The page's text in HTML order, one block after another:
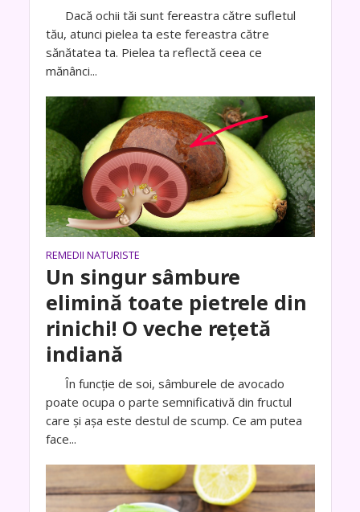
Dacă ochii tăi sunt fereastra către sufletul
tău, atunci pielea ta este fereastra către
sănătatea ta. Pielea ta reflectă ceea ce
mănânci...
REMEDII NATURISTE
Un singur sâmbure
elimină toate pietrele din
rinichi! O veche rețetă
indiană
În funcție de soi, sâmburele de avocado
poate ocupa o parte semnificativă din fructul
care și așa este destul de scump. Ce am putea
face...